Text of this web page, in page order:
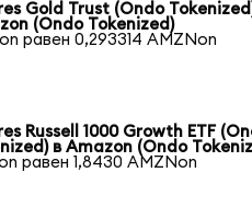
Gold Trust (Ondo
(Ondo Tokenized)
равен 0,293314 AMZNon
Russell 1000 Growth ETF
в Amazon (Ondo
равен 1,8430 AMZNon